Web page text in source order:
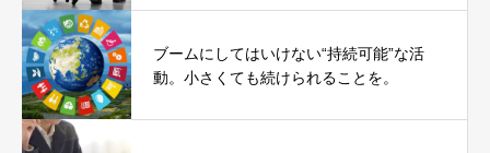
ブームにしてはいけない“持続可能”な活
動。小さくても続けられることを。